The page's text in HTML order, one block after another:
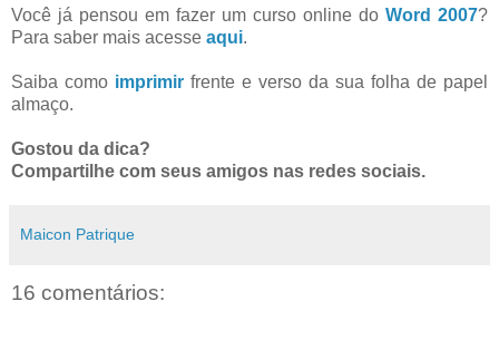
Você já pensou em fazer um curso online do Word 2007?
Para saber mais acesse aqui.
Saiba como imprimir frente e verso da sua folha de papel
almaço.
Gostou da dica?
Compartilhe com seus amigos nas redes sociais.
Maicon Patrique
16 comentários: